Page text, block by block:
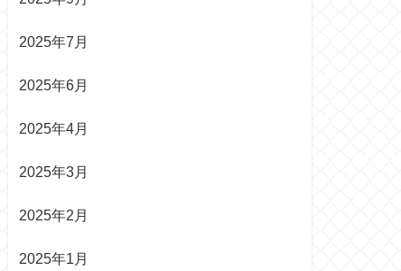
2025年7月
2025年6月
2025年4月
2025年3月
2025年2月
2025年1月